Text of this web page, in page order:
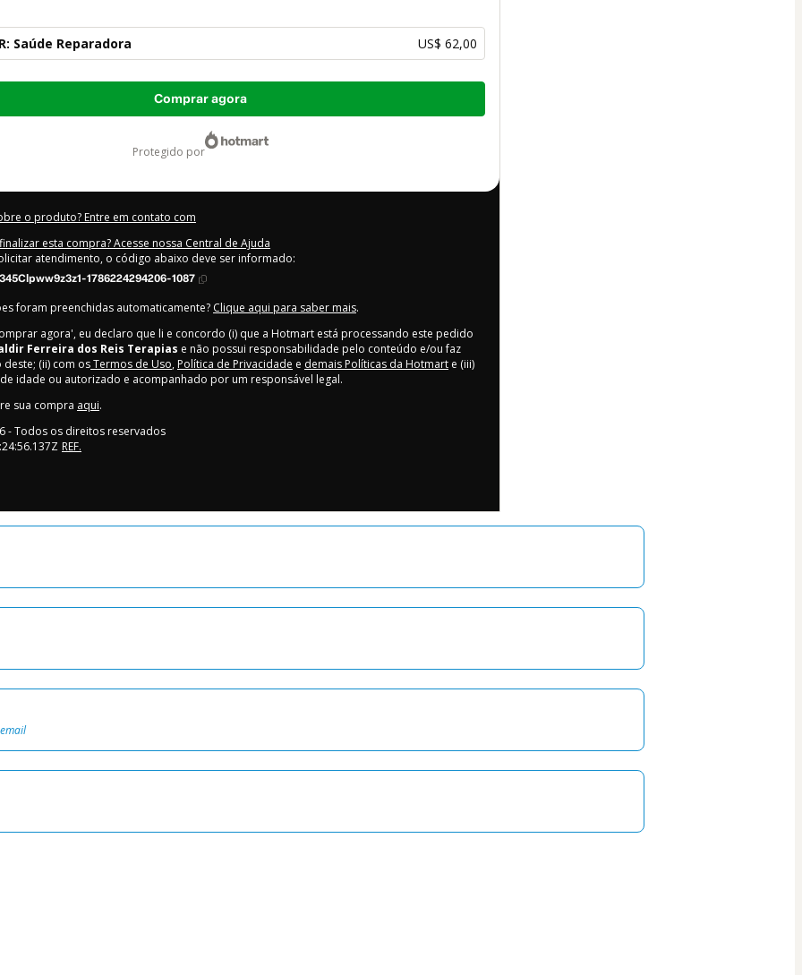
Saúde Reparadora US$ 62,00
Comprar agora
protegido por
o produto? Entre em contato com
esta compra? Acesse nossa Central de Ajuda
atendimento, o código abaixo deve ser informado:
1786224294206-1087
foram preenchidas automaticamente? Clique aqui para saber mais.
agora', eu declaro que li e concordo (i) que a Hotmart está processando este pedido
Ferreira dos Reis Terapias e não possui responsabilidade pelo conteúdo e/ou faz
(ii) com osTermos de Uso, Política de Privacidade e demais Políticas da Hotmart e (iii)
idade ou autorizado e acompanhado por um responsável legal.
sua compra aqui.
- Todos os direitos reservados
REF.